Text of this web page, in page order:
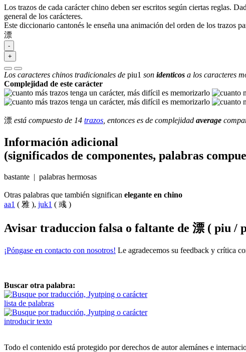
Los trazos de cada carácter chino deben ser escritos según ciertas reglas.
general de los carácteres.
Este diccionario cantonés le enseña una animación del orden de los trazos
漂
-
+
Los caracteres chinos tradicionales de piu1 son identicos a los caracteres
Complejidad de este carácter
漂 está compuesto de 14 trazos , entonces es de complejidad average
Información adicional
(significados de componentes, palabras
bastante | palabras hermosas
Otras palabras que también significan elegante en chino
aa1 ( 雅 ), juk1 ( 彧 )
Avisar traduccion falsa o faltante de 漂 ( piu /
¡Póngase en contacto con nosotros! Le agradecemos su feedback y crítica
Buscar otra palabra:
lista de palabras
introducir texto
Todo el contenido está protegido por derechos de autor alemánes e